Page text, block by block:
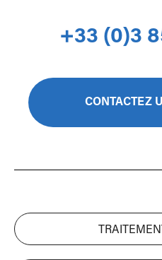
+33 (0)3
CONTACTEZ